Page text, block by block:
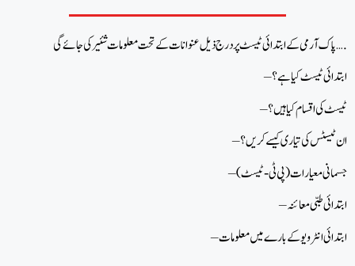
پاک آرمی کے ابتدائی ٹیسٹ پر درج ذیل عنوانات کے تحت معلومات شئیر کی جائے گی….
– ابتدائی ٹیسٹ کیا ہے ؟
– ٹیسٹ کی اقسام کیا ہیں ؟
– ان ٹیسٹس کی تیاری کیسے کریں؟
– ابتدائی انٹرویو کے بارے میں معلومات